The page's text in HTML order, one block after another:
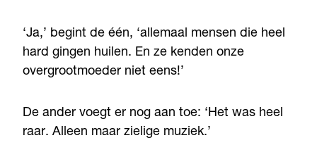
‘Ja,’ begint de één, ‘allemaal mensen die heel
hard gingen huilen. En ze kenden onze
overgrootmoeder niet eens!’
De ander voegt er nog aan toe: ‘Het was heel
raar. Alleen maar zielige muziek.’